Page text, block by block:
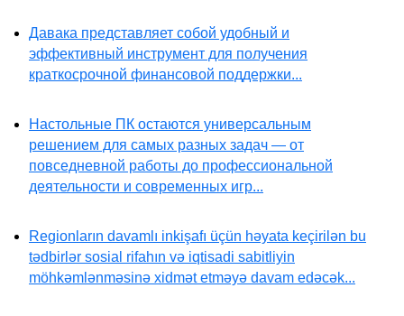
Давака представляет собой удобный и
эффективный инструмент для получения
краткосрочной финансовой поддержки...
Настольные ПК остаются универсальным
решением для самых разных задач — от
повседневной работы до профессиональной
деятельности и современных игр...
Regionların davamlı inkişafı üçün həyata keçirilən bu
tədbirlər sosial rifahın və iqtisadi sabitliyin
möhkəmlənməsinə xidmət etməyə davam edəcək...